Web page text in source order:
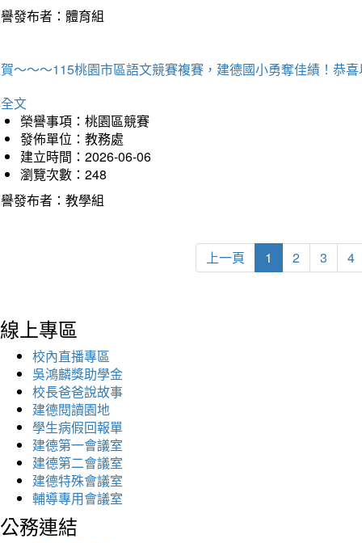
發布者：體育組
～～～115桃園市區語文競賽複賽，建德國小勇奪佳績！恭
文
榮譽事項：桃園區競賽
發佈單位：教務處
建立時間：2026-06-06
瀏覽次數：248
發布者：教學組
上一頁 1 2 3 4
線上專區
校內直播專區
吳鴻麟獎助學金
校長爸爸說故事
建德閱讀園地
學生病假回報單
建德第一會議室
建德第二會議室
建德特殊會議室
輔導專用會議室
公務連結